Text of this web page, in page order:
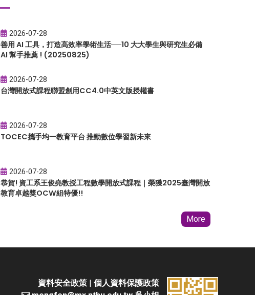
2026-07-28
善用 AI 工具，打造高效率學術生活──10 大大學生與研究生必備
AI 幫手推薦 ! (20250825)
2026-07-28
台灣開放式課程聯盟創用CC4.0中英文版授權書
2026-07-28
TOCEC攜手均一教育平台 推動數位學習新未來
2026-07-28
恭賀! 資工系王俊堯教授工程數學開放式課程｜榮獲2025臺灣開放
教育卓越獎OCW組特優!!
More
資料安全政策 | 個人資料保護政策